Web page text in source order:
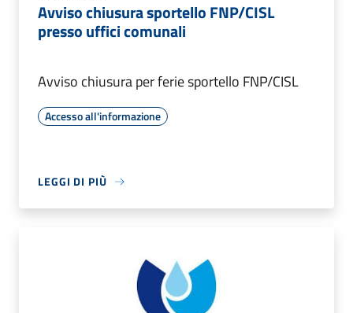
Avviso chiusura sportello FNP/CISL
presso uffici comunali
Avviso chiusura per ferie sportello FNP/CISL
Accesso all'informazione
LEGGI DI PIÙ